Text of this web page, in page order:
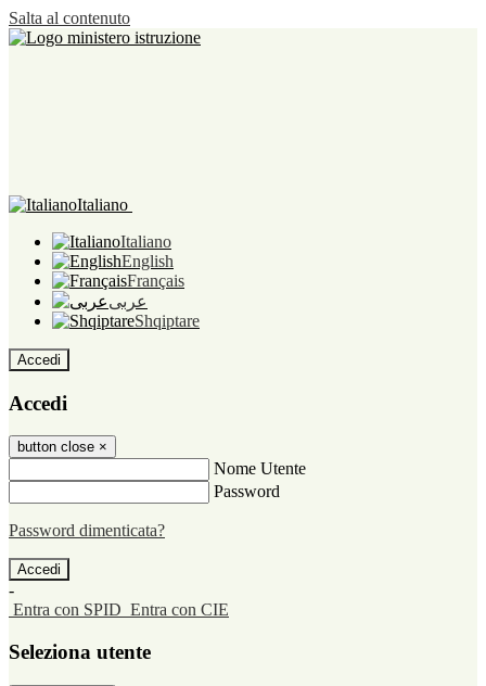
Salta al contenuto
Italiano
Italiano
English
Français
عربى
Shqiptare
Accedi
Accedi
button close ×
Nome Utente
Password
Password dimenticata?
-
Entra con SPID Entra con CIE
Seleziona utente